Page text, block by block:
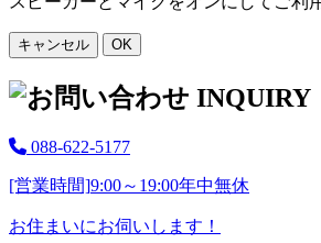
キャンセル OK
088-622-5177
[営業時間]9:00～19:00年中無休
お住まいにお伺いします！